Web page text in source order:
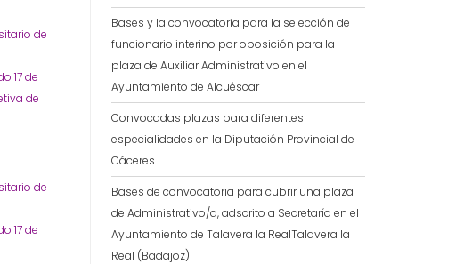
de
17 de
de
de
17 de
Bases y la convocatoria para la selección de
funcionario interino por oposición para la
plaza de Auxiliar Administrativo en el
Ayuntamiento de Alcuéscar
Convocadas plazas para diferentes
especialidades en la Diputación Provincial de
Cáceres
Bases de convocatoria para cubrir una plaza
de Administrativo/a, adscrito a Secretaría en el
Ayuntamiento de Talavera la RealTalavera la
Real (Badajoz)